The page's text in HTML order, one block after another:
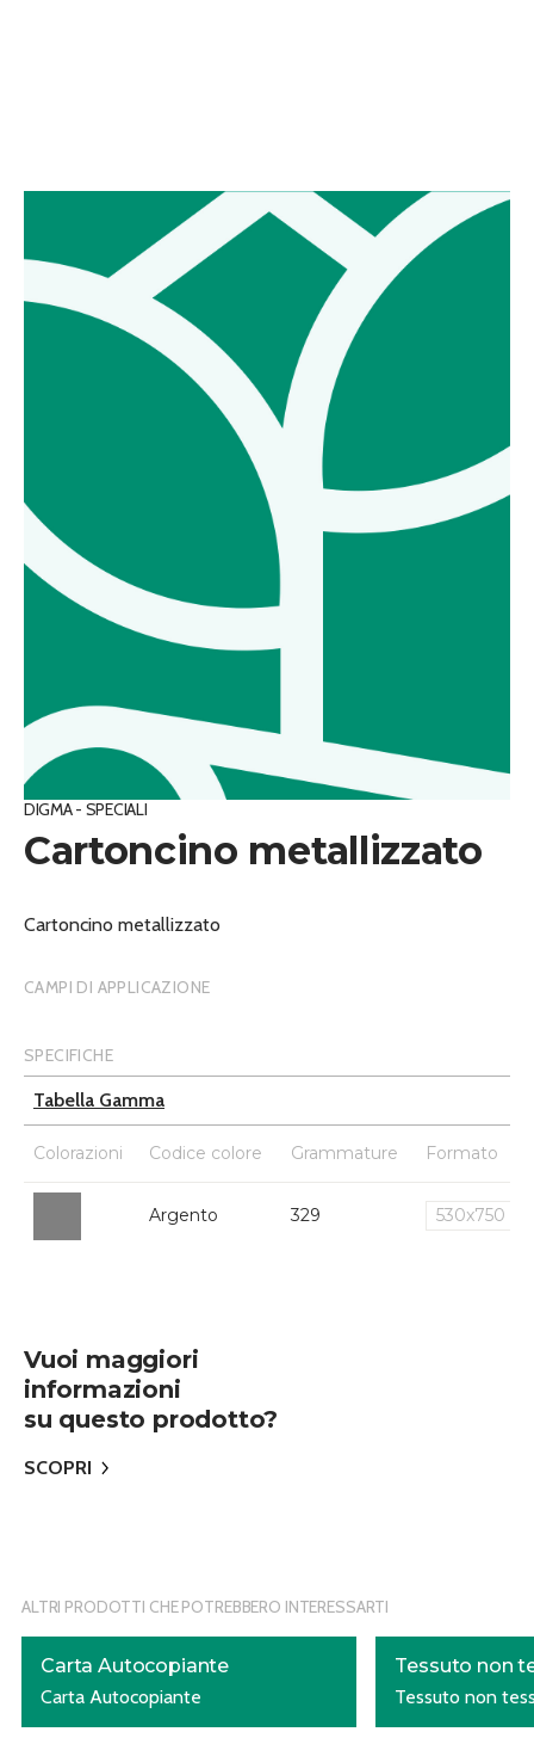
DIGMA - SPECIALI
Cartoncino metallizzato
Cartoncino metallizzato
CAMPI DI APPLICAZIONE
SPECIFICHE
Tabella Gamma
Colorazioni Codice colore Grammature Formato
Argento 329 530x750
Vuoi maggiori
informazioni
su questo prodotto?
SCOPRI
ALTRI PRODOTTI CHE POTREBBERO INTERESSARTI
Carta Autocopiante
Carta Autocopiante
Tessuto non
Tessuto non